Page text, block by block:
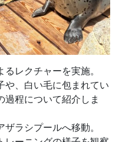
レクチャーを実施。
や、白い毛に包まれてい
過程について紹介しま
ラシプールへ移動。